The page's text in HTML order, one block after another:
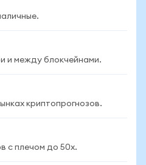
и между блокчейнами.
криптопрогнозов.
с плечом до 50x.